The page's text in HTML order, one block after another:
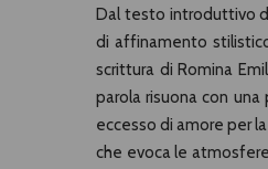
Dal testo introduttivo
di affinamento
scrittura di Romina
parola risuona con
eccesso di amore per
che evoca le